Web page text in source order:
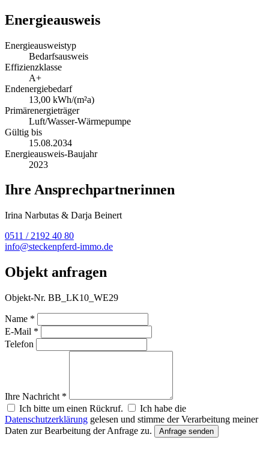
Energieausweis
Energieausweistyp
Bedarfsausweis
Effizienzklasse
A+
Endenergiebedarf
13,00 kWh/(m²a)
Primärenergieträger
Luft/Wasser-Wärmepumpe
Gültig bis
15.08.2034
Energieausweis-Baujahr
2023
Ihre Ansprechpartnerinnen
Irina Narbutas & Darja Beinert
0511 / 2192 40 80
info@steckenpferd-immo.de
Objekt anfragen
Objekt-Nr. BB_LK10_WE29
Name *
E-Mail *
Telefon
Ihre Nachricht *
Ich bitte um einen Rückruf.
Ich habe die
Datenschutzerklärung gelesen und stimme der Verarbeitung meiner
Daten zur Bearbeitung der Anfrage zu.
Anfrage senden